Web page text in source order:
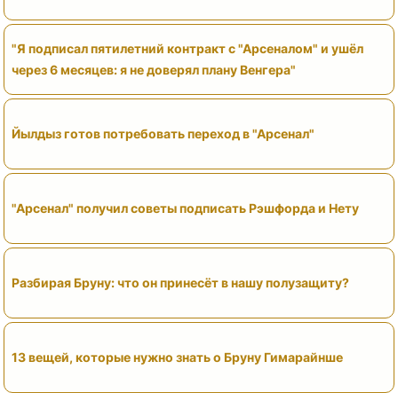
"Я подписал пятилетний контракт с "Арсеналом" и ушёл
через 6 месяцев: я не доверял плану Венгера"
Йылдыз готов потребовать переход в "Арсенал"
"Арсенал" получил советы подписать Рэшфорда и Нету
Разбирая Бруну: что он принесёт в нашу полузащиту?
13 вещей, которые нужно знать о Бруну Гимарайнше